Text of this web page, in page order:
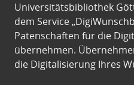
Universitätsbibliothek
dem Service
Patenschaften für die
übernehmen.
die Digitalisierung Ihres